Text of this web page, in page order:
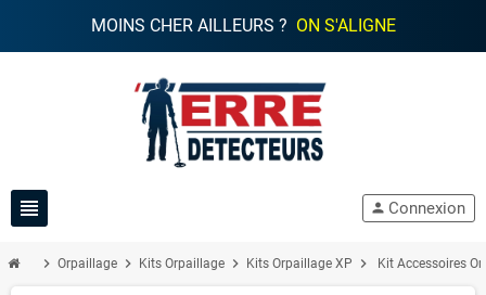
MOINS CHER AILLEURS ? ON S'ALIGNE
view_headline person Connexion
chevron_right Orpaillage chevron_right Kits Orpaillage chevron_right Kits Orpaillage XP chevron_right Kit Accessoires